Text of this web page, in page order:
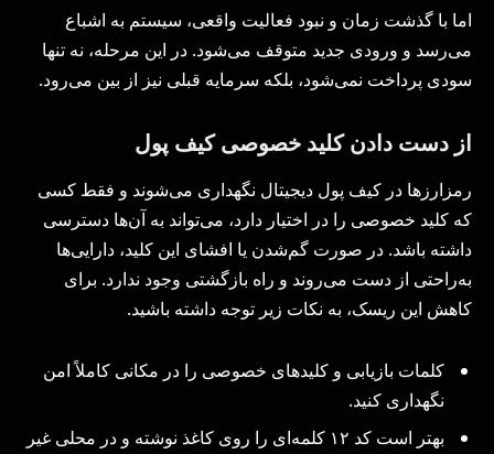
اما با گذشت زمان و نبود فعالیت واقعی، سیستم به اشباع
می‌رسد و ورودی جدید متوقف می‌شود. در این مرحله، نه تنها
سودی پرداخت نمی‌شود، بلکه سرمایه قبلی نیز از بین می‌رود.
از دست دادن کلید خصوصی کیف پول
رمزارزها در کیف پول دیجیتال نگهداری می‌شوند و فقط کسی
که کلید خصوصی را در اختیار دارد، می‌تواند به آن‌ها دسترسی
داشته باشد. در صورت گم‌شدن یا افشای این کلید، دارایی‌ها
به‌راحتی از دست می‌روند و راه بازگشتی وجود ندارد. برای
کاهش این ریسک، به نکات زیر توجه داشته باشید.
کلمات بازیابی و کلیدهای خصوصی را در مکانی کاملاً امن
نگهداری کنید.
بهتر است کد ۱۲ کلمه‌ای را روی کاغذ نوشته و در محلی غیر